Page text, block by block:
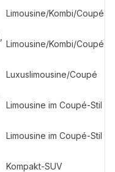
Limousine/Kombi/Coupé
Limousine/Kombi/Coupé
Luxuslimousine/Coupé
Limousine im Coupé-Stil
Limousine im Coupé-Stil
Kompakt-SUV